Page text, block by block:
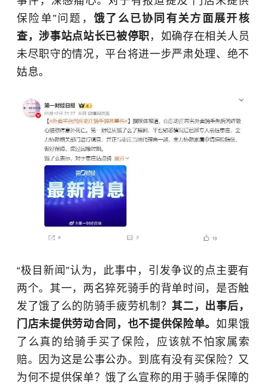
保险单”问题，饿了么已协同有关方面展开核
查，涉事站点站长已被停职 ，如确存在相关人员
未尽职守的情况，平台将进一步严肃处理、绝不
姑息。
“极目新闻”认为，此事中，引发争议的点主要有
两个。其一，两名猝死骑手的背单时间，是否触
发了饿了么的防骑手疲劳机制？ 其二，出事后，
门店未提供劳动合同，也不提供保险单。如果饿
了么真的给骑手买了保险，应该就不怕家属索
赔。因为这是公事公办。到底有没有买保险？又
为何不提供保单？饿了么宣称的用于骑手保障的